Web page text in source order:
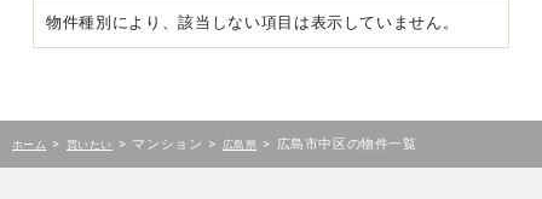
物件種別により、該当しない項目は表示していません。
ホーム > 買いたい > マンション > 広島県 > 広島市中区の物件一覧